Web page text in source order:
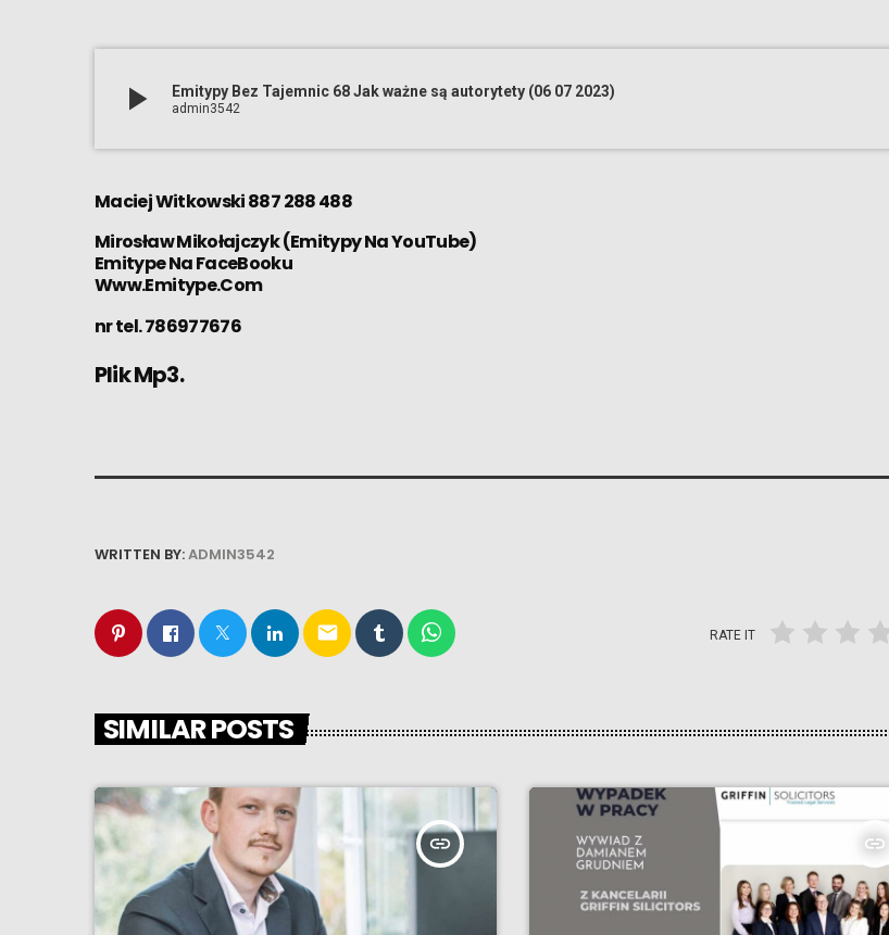
play_arrow Emitypy Bez Tajemnic 68 Jak ważne są autorytety (06 07 2023)
admin3542
Maciej Witkowski 887 288 488
Mirosław Mikołajczyk(Emitypy Na YouTube)
Emitype Na FaceBooku
Www.Emitype.Com
nr tel. 786977676
Plik Mp3.
WRITTEN BY:ADMIN3542
email RATE IT
SIMILAR POSTS
insert_link insert_link